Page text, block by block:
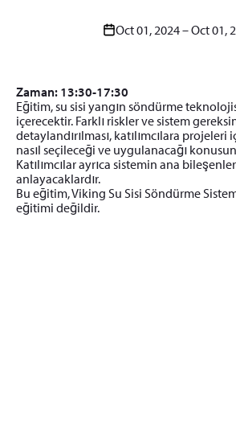
Oct 01, 2024 – Oct 01,
Zaman: 13:30-17:30
Eğitim, su sisi yangın söndürme
içerecektir. Farklı riskler ve sistem
detaylandırılması, katılımcılara
nasıl seçileceği ve uygulanacağı
Katılımcılar ayrıca sistemin ana
anlayacaklardır.
Bu eğitim, Viking Su Sisi Söndürme
eğitimi değildir.